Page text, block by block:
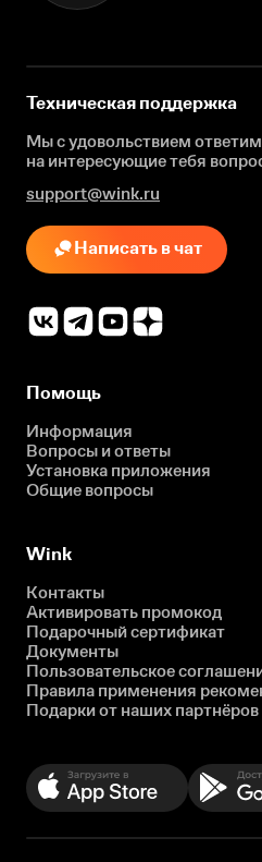
Техническая поддержка
Мы с удовольствием ответим
на интересующиетебя
support@wink.ru
Написать в чат
Помощь
Информация
Вопросы и ответы
Установка приложения
Общие вопросы
Wink
Контакты
Активировать промокод
Подарочный сертификат
Документы
Пользовательское
Правила применения
Подарки от наших партнёров